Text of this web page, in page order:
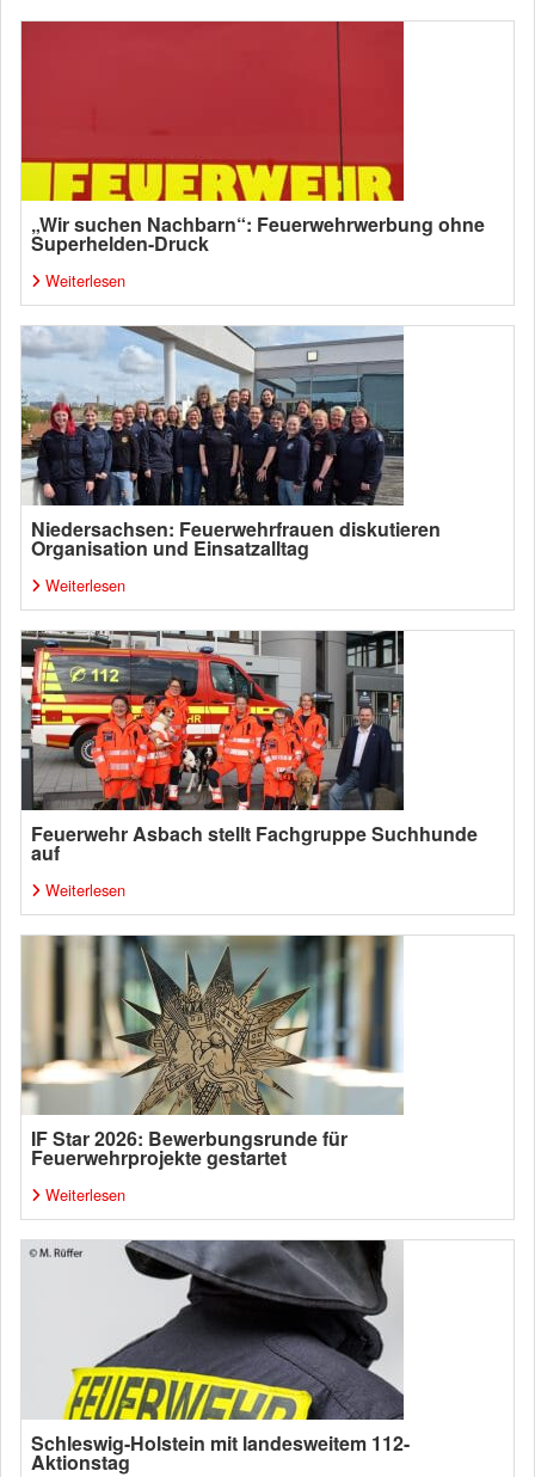
„Wir suchen Nachbarn“: Feuerwehrwerbung ohne
Superhelden-Druck
Weiterlesen
Niedersachsen: Feuerwehrfrauen diskutieren
Organisation und Einsatzalltag
Weiterlesen
Feuerwehr Asbach stellt Fachgruppe Suchhunde
auf
Weiterlesen
IF Star 2026: Bewerbungsrunde für
Feuerwehrprojekte gestartet
Weiterlesen
Schleswig-Holstein mit landesweitem 112-
Aktionstag